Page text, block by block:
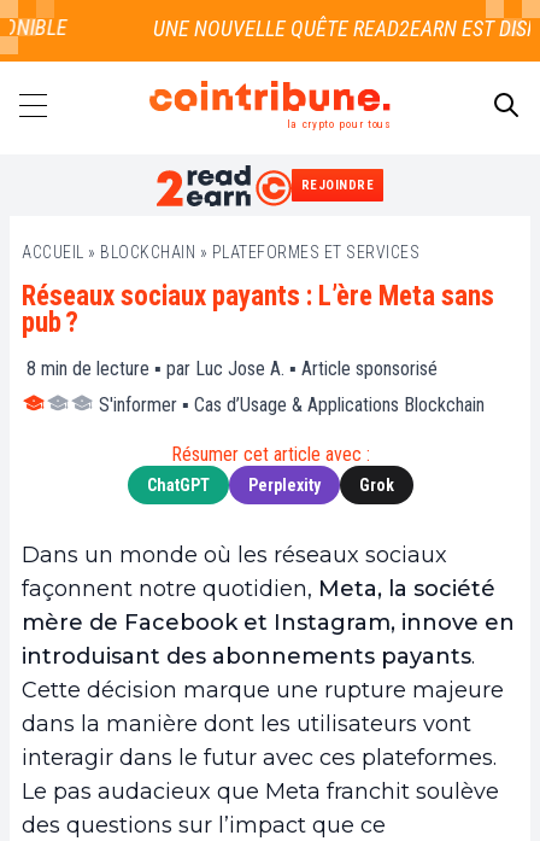
la crypto pour tous
REJOINDRE
ACCUEIL » BLOCKCHAIN » PLATEFORMES ET SERVICES
Réseaux sociaux payants : L’ère Meta sans
pub ?
8 min de lecture ▪ par Luc Jose A. ▪ Article sponsorisé
S'informer ▪ Cas d’Usage & Applications Blockchain
Résumer cet article avec :
ChatGPT Perplexity Grok
Dans un monde où les réseaux sociaux
façonnent notre quotidien, Meta, la société
mère de Facebook et Instagram, innove en
introduisant des abonnements payants.
Cette décision marque une rupture majeure
dans la manière dont les utilisateurs vont
interagir dans le futur avec ces plateformes.
Le pas audacieux que Meta franchit soulève
des questions sur l’impact que ce